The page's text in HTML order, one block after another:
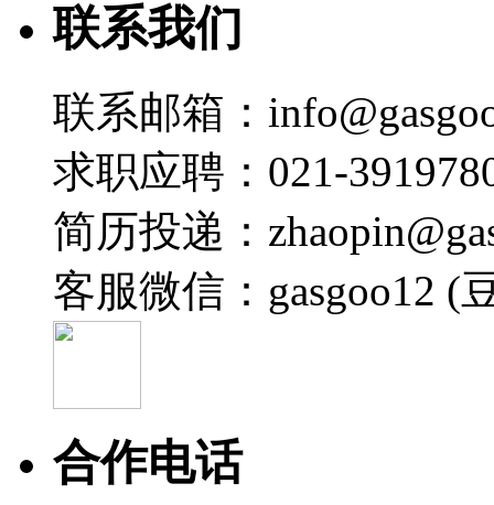
31:42
【高端对话】 2026第四届汽车热管理全场景创新
2026-07-22 11:16
23:11
北汽福田 黄嘉悦：商用车全域热管理能效提升路
盖世直播君
2026-07-22 11:15
19:01
安世 罗金：安世车规MOSFET驱动汽车热管理方
19:26
海力达 王益民：新能源汽车热管理集成化路径：
联系我们
联系邮箱：
求职应聘：021-
简历投递：
客服微信：gasgoo12 (
合作电话